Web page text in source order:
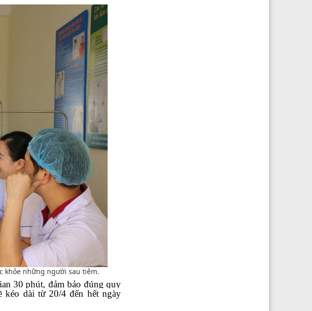
khỏe những người sau tiêm.
30 phút, đảm bảo đúng quy
kéo dài từ 20/4 đến hết ngày